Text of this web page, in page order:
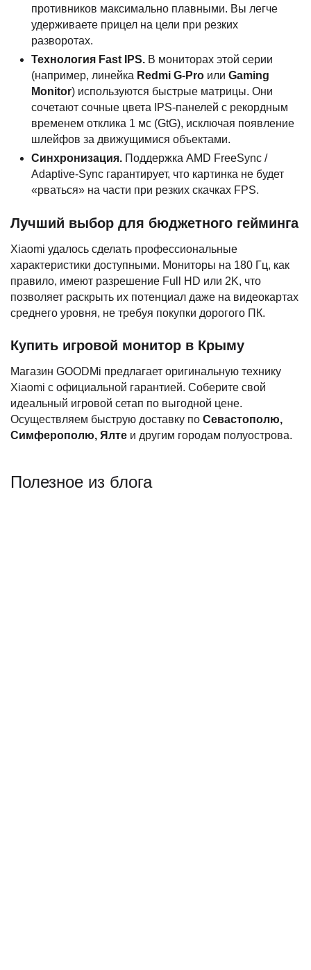
противников максимально плавными. Вы легче
удерживаете прицел на цели при резких
разворотах.
Технология Fast IPS. В мониторах этой серии
(например, линейка Redmi G-Pro или Gaming
Monitor) используются быстрые матрицы. Они
сочетают сочные цвета IPS-панелей с рекордным
временем отклика 1 мс (GtG), исключая появление
шлейфов за движущимися объектами.
Синхронизация. Поддержка AMD FreeSync /
Adaptive-Sync гарантирует, что картинка не будет
«рваться» на части при резких скачках FPS.
Лучший выбор для бюджетного гейминга
Xiaomi удалось сделать профессиональные
характеристики доступными. Мониторы на 180 Гц, как
правило, имеют разрешение Full HD или 2K, что
позволяет раскрыть их потенциал даже на видеокартах
среднего уровня, не требуя покупки дорогого ПК.
Купить игровой монитор в Крыму
Магазин GOODMi предлагает оригинальную технику
Xiaomi с официальной гарантией. Соберите свой
идеальный игровой сетап по выгодной цене.
Осуществляем быструю доставку по Севастополю,
Симферополю, Ялте и другим городам полуострова.
Полезное из блога